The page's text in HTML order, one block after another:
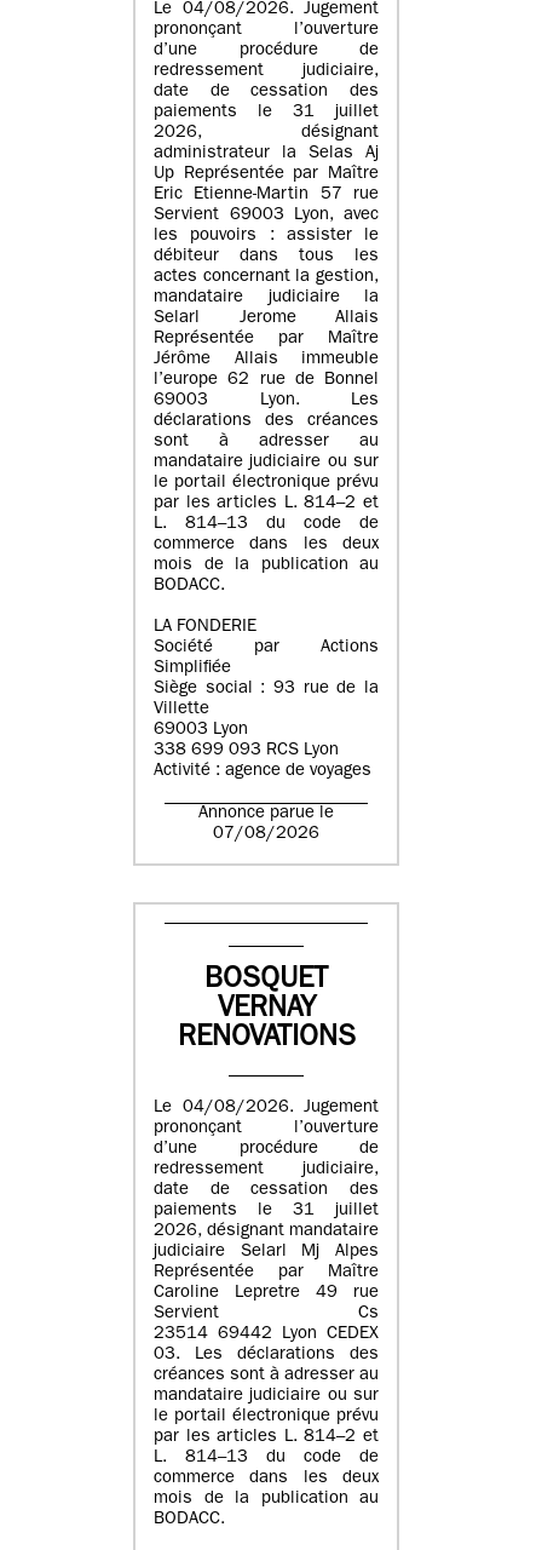
Le 04/08/2026. Jugement
prononçant l’ouverture
d’une procédure de
redressement judiciaire,
date de cessation des
paiements le 31 juillet
2026, désignant
administrateur la Selas Aj
Up Représentée par Maître
Eric Etienne-Martin 57 rue
Servient 69003 Lyon, avec
les pouvoirs : assister le
débiteur dans tous les
actes concernant la gestion,
mandataire judiciaire la
Selarl Jerome Allais
Représentée par Maître
Jérôme Allais immeuble
l’europe 62 rue de Bonnel
69003 Lyon. Les
déclarations des créances
sont à adresser au
mandataire judiciaire ou sur
le portail électronique prévu
par les articles L. 814–2 et
L. 814–13 du code de
commerce dans les deux
mois de la publication au
BODACC.
LA FONDERIE
Société par Actions
Simplifiée
Siège social : 93 rue de la
Villette
69003 Lyon
338 699 093 RCS Lyon
Activité : agence de voyages
Annonce parue le
07/08/2026
BOSQUET
VERNAY
RENOVATIONS
Le 04/08/2026. Jugement
prononçant l’ouverture
d’une procédure de
redressement judiciaire,
date de cessation des
paiements le 31 juillet
2026, désignant mandataire
judiciaire Selarl Mj Alpes
Représentée par Maître
Caroline Lepretre 49 rue
Servient Cs
23514 69442 Lyon CEDEX
03. Les déclarations des
créances sont à adresser au
mandataire judiciaire ou sur
le portail électronique prévu
par les articles L. 814–2 et
L. 814–13 du code de
commerce dans les deux
mois de la publication au
BODACC.